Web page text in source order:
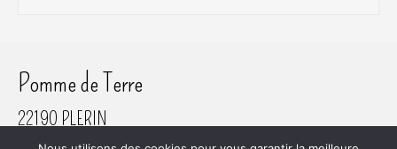
Pomme de Terre
22190 PLERIN
06 61 45 80 81